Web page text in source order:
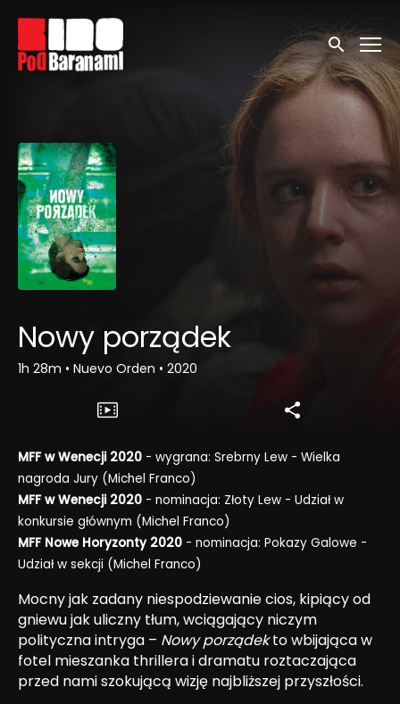
Linki ułatwień dostępu
Wyszukaj
Nowy porządek
1h 28m • Nuevo Orden • 2020
MFF w Wenecji 2020 - wygrana: Srebrny Lew - Wielka
nagroda Jury (Michel Franco)
MFF w Wenecji 2020 - nominacja: Złoty Lew - Udział w
konkursie głównym (Michel Franco)
MFF Nowe Horyzonty 2020 - nominacja: Pokazy Galowe -
Udział w sekcji (Michel Franco)
Mocny jak zadany niespodziewanie cios, kipiący od
gniewu jak uliczny tłum, wciągający niczym
polityczna intryga – Nowy porządekto wbijająca w
fotel mieszanka thrillera i dramatu roztaczająca
przed nami szokującą wizję najbliższej przyszłości.